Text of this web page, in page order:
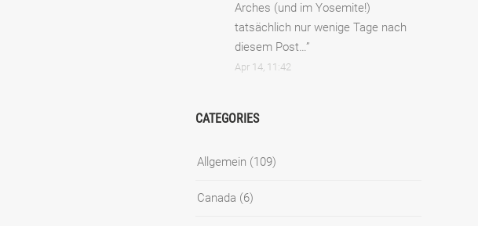
Arches (und im Yosemite!)
tatsächlich nur wenige Tage nach
diesem Post…”
Apr 14, 11:42
CATEGORIES
Allgemein (109)
Canada (6)